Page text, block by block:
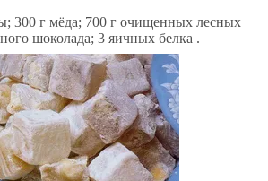
300 г мёда; 700 г очищенных лесных
шоколада; 3 яичных белка .